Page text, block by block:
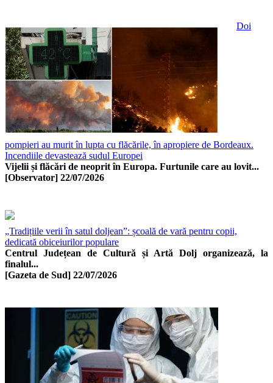
Doi
pompieri au murit în lupta cu flăcările, în apropiere de Bordeaux.
Incendiile devastează sudul Europei
Vijelii și flăcări de neoprit în Europa. Furtunile care au lovit...
[Observator] 22/07/2026
„Tradițiile verii în satul doljean”: școală de vară pentru copii,
dedicată obiceiurilor populare
Centrul Județean de Cultură și Artă Dolj organizează, la
finalul...
[Gazeta de Sud] 22/07/2026